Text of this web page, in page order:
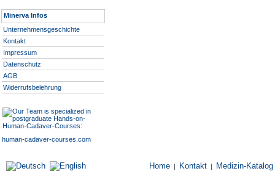
Minerva Infos
Unternehmensgeschichte
Kontakt
Impressum
Datenschutz
AGB
Widerrufsbelehrung
human-cadaver-courses.com
Home | Kontakt | Medizin-Katalog